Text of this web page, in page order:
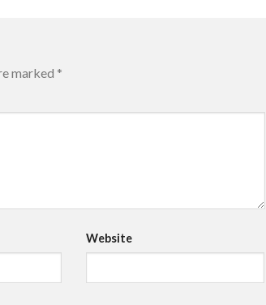
marked *
Website